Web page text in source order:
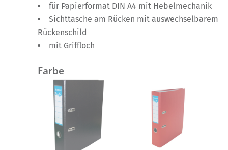
für Papierformat DIN A4 mit Hebelmechanik
Sichttasche am Rücken mit auswechselbarem
Rückenschild
mit Griffloch
Farbe